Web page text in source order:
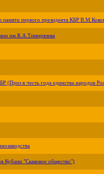
первого президента КБР
им.К.А.Тимирязева
(Приз в честь года единства народов
Кубани "Скаковое общество")